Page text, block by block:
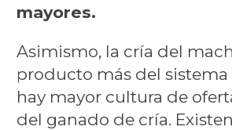
mayores.
Asimismo, la cría del
producto más del
hay mayor cultura de
del ganado de cría.